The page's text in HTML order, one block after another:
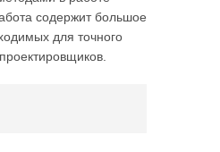
содержит большое
для точного